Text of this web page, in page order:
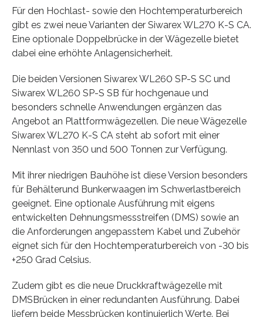
Für den Hochlast- sowie den Hochtemperaturbereich
gibt es zwei neue Varianten der Siwarex WL270 K-S CA.
Eine optionale Doppelbrücke in der Wägezelle bietet
dabei eine erhöhte Anlagensicherheit.
Die beiden Versionen Siwarex WL260 SP-S SC und
Siwarex WL260 SP-S SB für hochgenaue und
besonders schnelle Anwendungen ergänzen das
Angebot an Plattformwägezellen. Die neue Wägezelle
Siwarex WL270 K-S CA steht ab sofort mit einer
Nennlast von 350 und 500 Tonnen zur Verfügung.
Mit ihrer niedrigen Bauhöhe ist diese Version besonders
für Behälterund Bunkerwaagen im Schwerlastbereich
geeignet. Eine optionale Ausführung mit eigens
entwickelten Dehnungsmessstreifen (DMS) sowie an
die Anforderungen angepasstem Kabel und Zubehör
eignet sich für den Hochtemperaturbereich von -30 bis
+250 Grad Celsius.
Zudem gibt es die neue Druckkraftwägezelle mit
DMSBrücken in einer redundanten Ausführung. Dabei
liefern beide Messbrücken kontinuierlich Werte. Bei